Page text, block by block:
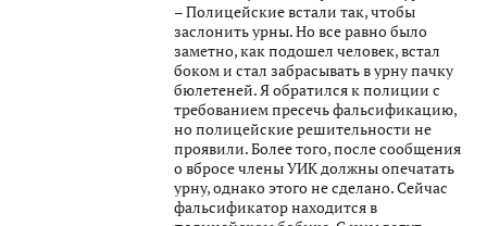
– Полицейские встали так, чтобы
заслонить урны. Но все равно было
заметно, как подошел человек, встал
боком и стал забрасывать в урну пачку
бюлетеней. Я обратился к полиции с
требованием пресечь фальсификацию,
но полицейские решительности не
проявили. Более того, после сообщения
о вбросе члены УИК должны опечатать
урну, однако этого не сделано. Сейчас
фальсификатор находится в